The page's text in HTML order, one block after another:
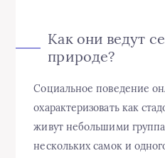
Как они ведут
природе?
Социальное поведение
охарактеризовать как
живут небольшими
нескольких самок и